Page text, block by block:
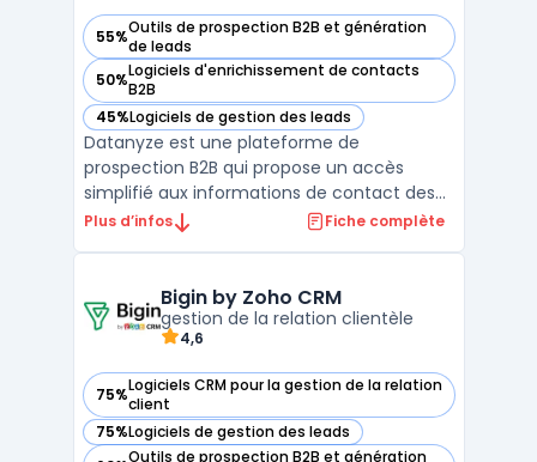
55%Outils de prospection B2B et génération
de leads
— voir Datanyze dans cette catégorie
50%Logiciels d'enrichissement de contacts
B2B
— voir Datanyze dans cette catégorie
45%Logiciels de gestion des leads
— voir Datanyze dans cette catégorie
Datanyze est une plateforme de
prospection B2B qui propose un accès
simplifié aux informations de contact des
prospects via une extension Google
contact (emails, numéros directs) en
temps réel à partir de sites tels que LinkedI
Plus d’infos Fiche complète
Bigin by Zoho CRM
gestion de la relation clientèle
4,6
75%Logiciels CRM pour la gestion de la relation
client
— voir Bigin by Zoho CRM dans cette catégorie
75%Logiciels de gestion des leads
— voir Bigin by Zoho CRM dans cette catégorie
Outils de prospection B2B et génération